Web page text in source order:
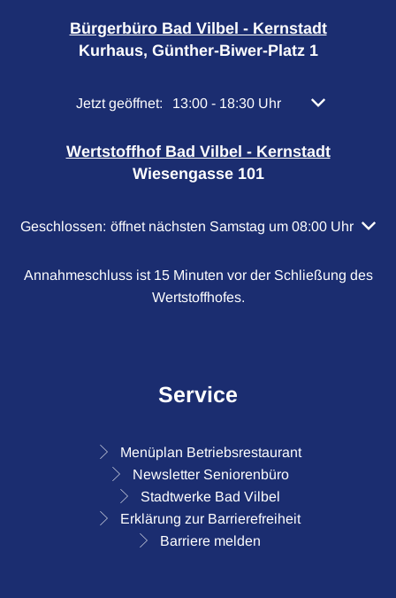
Bürgerbüro Bad Vilbel - Kernstadt
Kurhaus, Günther-Biwer-Platz 1
Klicken, um weitere Öffnungs- oder Schließzeiten
Jetzt geöffnet: 13:00 - 18:30 Uhr Von 13:00 bis
Wertstoffhof Bad Vilbel - Kernstadt
Wiesengasse 101
Klicken, um weitere Öffnungs- oder Schließzeiten
Geschlossen: öffnet nächsten Samstag um 08:00 Uhr
Annahmeschluss ist 15 Minuten vor der Schließung des
Wertstoffhofes.
Service
Menüplan Betriebsrestaurant
Newsletter Seniorenbüro
Stadtwerke Bad Vilbel
Erklärung zur Barrierefreiheit
Barriere melden